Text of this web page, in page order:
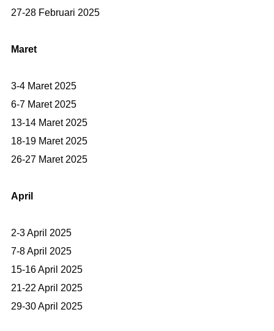
27-28 Februari 2025
Maret
3-4 Maret 2025
6-7 Maret 2025
13-14 Maret 2025
18-19 Maret 2025
26-27 Maret 2025
April
2-3 April 2025
7-8 April 2025
15-16 April 2025
21-22 April 2025
29-30 April 2025